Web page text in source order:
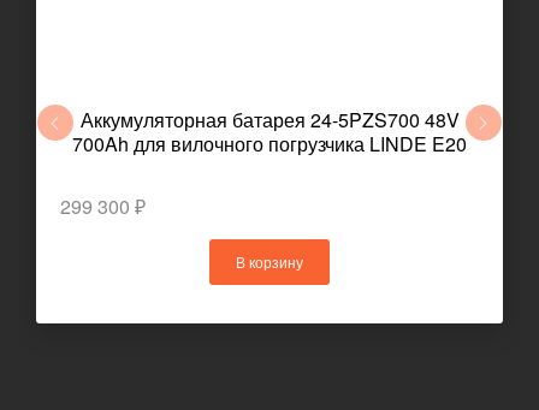
Аккумуляторная батарея 24-5PZS700 48V
700Ah для вилочного погрузчика LINDE E20
299 300 ₽
В корзину